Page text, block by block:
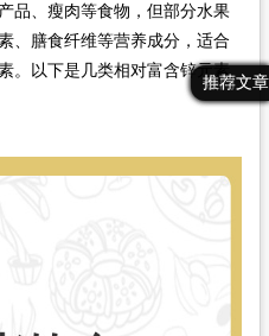
最新文章
热门文章
推荐文章
品、瘦肉等食物，但部分水果
、膳食纤维等营养成分，适合
。以下是几类相对富含锌元素